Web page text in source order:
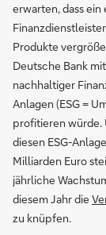
erwarten, dass
Produkte
Deutsche Bank
nachhaltiger
Anlagen (ESG =
profitieren würde.
diesen ESG-
Milliarden Euro
jährliche
diesem Jahr die
zu knüpfen.